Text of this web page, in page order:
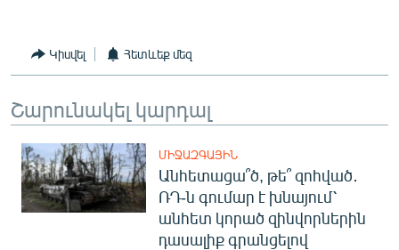
Կիսվել Հետևեք մեզ
Շարունակել կարդալ
ՄԻՋԱԶԳԱՅԻՆ
Անհետացա՞ծ, թե՞ զոհված․
ՌԴ-ն գումար է խնայում՝
անհետ կորած զինվորներին
դասալիք գրանցելով